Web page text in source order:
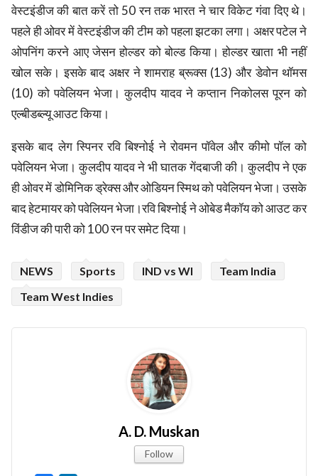
वेस्टइंडीज की बात करें तो 50 रन तक भारत ने चार विकेट गंवा दिए थे।
पहले ही ओवर में वेस्टइंडीज की टीम को पहला झटका लगा। अक्षर पटेल ने
ओपनिंग करने आए जेसन होल्डर को बोल्ड किया। होल्डर खाता भी नहीं
खोल सके। इसके बाद अक्षर ने शामराह ब्रूक्स (13) और डेवोन थॉमस
(10) को पवेलियन भेजा। कुलदीप यादव ने कप्तान निकोलस पूरन को
एल्बीडब्ल्यू आउट किया।
इसके बाद लेग स्पिनर रवि बिश्नोई ने रोवमन पॉवेल और कीमो पॉल को
पवेलियन भेजा। कुलदीप यादव ने भी घातक गेंदबाजी की। कुलदीप ने एक
ही ओवर में डोमिनिक ड्रेक्स और ओडियन स्मिथ को पवेलियन भेजा। उसके
बाद हेटमायर को पवेलियन भेजा।रवि बिश्नोई ने ओबेड मैकॉय को आउट कर
विंडीज की पारी को 100 रन पर समेट दिया।
NEWS Sports IND vs WI
Team India
Team West Indies
A. D. Muskan
Follow